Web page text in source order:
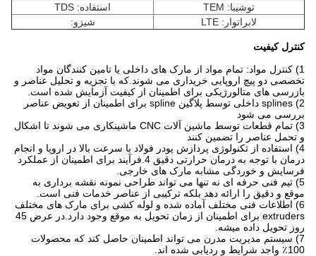
توشیبا: TEM
استفاده: TDS
لابراتوار: LTE
شيزو:
کنترل کیفیت
1) کنترل مواد: تمام مواد از مارک های داخلی یا تامین کنندگان مواد
تخصصی دو پیچ اروپایی خریداری می شوند.که با تجزیه و تحلیل عناصر و
بازرسی های متالورژیکی برای اطمینان از کیفیت آزمایش شده است.
2) splines داخلی توسط پلاگین spline برای اطمینان از تعویض عناصر
بررسی می شود
3) تمام قطعات توسط ماشین آلات CNC ماشینکاری می شوند تا اشکال
و تحمل عناصر را تضمین کنند
4) استفاده از تکنولوژی پردازش پودر فولاد با سرعت بالا در اروپا و انجام
درمان با توجه به درمان حرارتی دقیق 4.فرآیند برای اطمینان از عملکرد
فرسایش و خوردگی مشابه مارک های خارجی.
5) تیم فنی حرفه ای نه تنها می تواند طراحی نمونه نقشه برداری به
موقع و دقیق را ارائه دهد بلکه ترکیبی از عناصر خدمات فنی است.
6) اطلاعات فنی مختلف آماده شده و لوله کشی برای مارک های مختلف
extruders برای اطمینان از زمان تحویل به موقع وجود دارد.در عرض 45
روز تحویل داده ميشه.
7) سیستم مدیریت مدرن می تواند اطمینان حاصل کند که محصولات
100٪ واجد شرایط و ردیابی شده اند.